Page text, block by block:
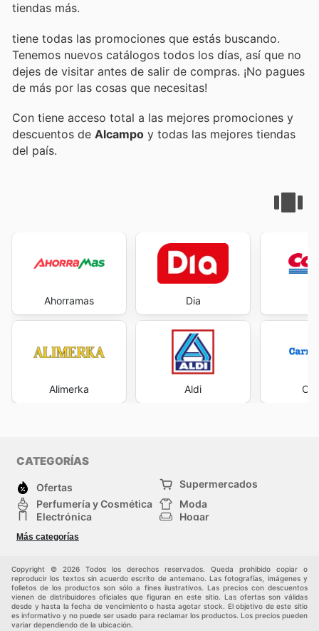
tiendas más.
tiene todas las promociones que estás buscando.
Tenemos nuevos catálogos todos los días, así que no
dejes de visitar antes de salir de compras. ¡No pagues
de más por las cosas que necesitas!
Con tiene acceso total a las mejores promociones y
descuentos de Alcampo y todas las mejores tiendas
del país.
Ahorramas
Alimerka
Dia
Aldi
CATEGORÍAS
Ofertas
Supermercados
Perfumería y Cosmética
Moda
Electrónica
Hogar
Deporte
Juguetes y bebés
Más categorías
Copyright © 2026 Todos los derechos reservados. Queda prohibido copiar o
reproducir los textos sin acuerdo escrito de antemano. Las fotografías, imágenes y
folletos de los productos son sólo a fines ilustrativos. Las precios con descuentos
vienen de distribuidores oficiales que figuran en este sitio. Las ofertas son válidas
desde y hasta la fecha de vencimiento o hasta agotar stock. El objetivo de este sitio
es informativo y no puede ser usado para reclamar los productos. Los precios pueden
variar dependiendo de la ubicación.